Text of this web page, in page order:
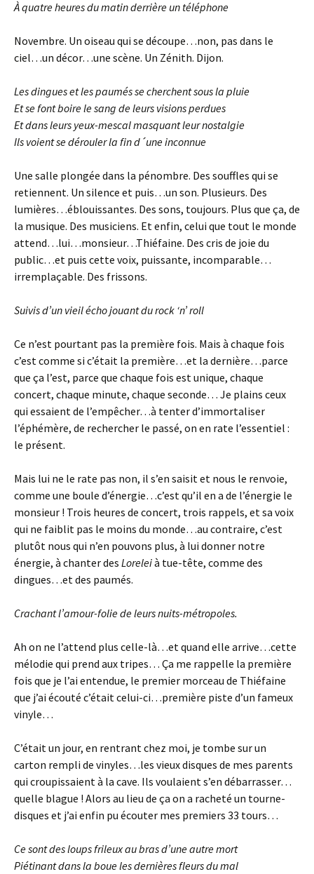
À quatre heures du matin derrière un téléphone
Novembre. Un oiseau qui se découpe…non, pas dans le
ciel…un décor…une scène. Un Zénith. Dijon.
Les dingues et les paumés se cherchent sous la pluie
Et se font boire le sang de leurs visions perdues
Et dans leurs yeux-mescal masquant leur nostalgie
Ils voient se dérouler la fin d´une inconnue
Une salle plongée dans la pénombre. Des souffles qui se
retiennent. Un silence et puis…un son. Plusieurs. Des
lumières…éblouissantes. Des sons, toujours. Plus que ça, de
la musique. Des musiciens. Et enfin, celui que tout le monde
attend…lui…monsieur…Thiéfaine. Des cris de joie du
public…et puis cette voix, puissante, incomparable…
irremplaçable. Des frissons.
Suivis d’un vieil écho jouant du rock ‘n’ roll
Ce n’est pourtant pas la première fois. Mais à chaque fois
c’est comme si c’était la première…et la dernière…parce
que ça l’est, parce que chaque fois est unique, chaque
concert, chaque minute, chaque seconde… Je plains ceux
qui essaient de l’empêcher…à tenter d’immortaliser
l’éphémère, de rechercher le passé, on en rate l’essentiel :
le présent.
Mais lui ne le rate pas non, il s’en saisit et nous le renvoie,
comme une boule d’énergie…c’est qu’il en a de l’énergie le
monsieur ! Trois heures de concert, trois rappels, et sa voix
qui ne faiblit pas le moins du monde…au contraire, c’est
plutôt nous qui n’en pouvons plus, à lui donner notre
énergie, à chanter des Loreleià tue-tête, comme des
dingues…et des paumés.
Crachant l’amour-folie de leurs nuits-métropoles.
Ah on ne l’attend plus celle-là…et quand elle arrive…cette
mélodie qui prend aux tripes… Ça me rappelle la première
fois que je l’ai entendue, le premier morceau de Thiéfaine
que j’ai écouté c’était celui-ci…première piste d’un fameux
vinyle…
C’était un jour, en rentrant chez moi, je tombe sur un
carton rempli de vinyles…les vieux disques de mes parents
qui croupissaient à la cave. Ils voulaient s’en débarrasser…
quelle blague ! Alors au lieu de ça on a racheté un tourne-
disques et j’ai enfin pu écouter mes premiers 33 tours…
Ce sont des loups frileux au bras d’une autre mort
Piétinant dans la boue les dernières fleurs du mal